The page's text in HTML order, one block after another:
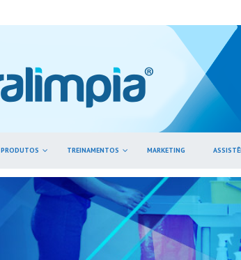
PRODUTOS TREINAMENTOS MARKETING